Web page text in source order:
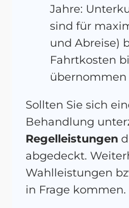
Jahre:
sind für
und Abreise)
Fahrtkosten
übernommen
Sollten Sie sich
Behandlung
Regelleistungen
abgedeckt.
Wahlleistungen
in Frage kommen.